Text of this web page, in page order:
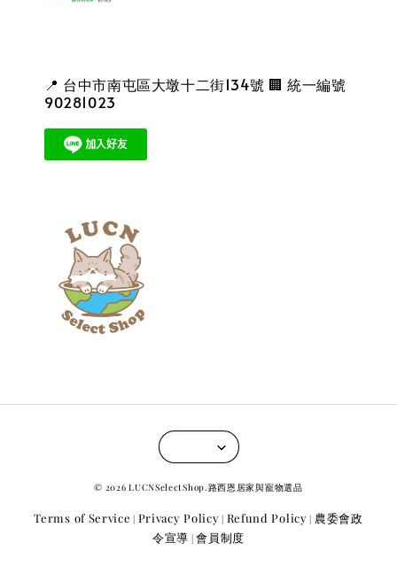
📍 台中市南屯區大墩十二街134號 🏢 統一編號
90281023
© 2026 LUCNSelectShop.路西恩居家與寵物選品
Terms of Service | Privacy Policy | Refund Policy | 農委會政
令宣導 |會員制度